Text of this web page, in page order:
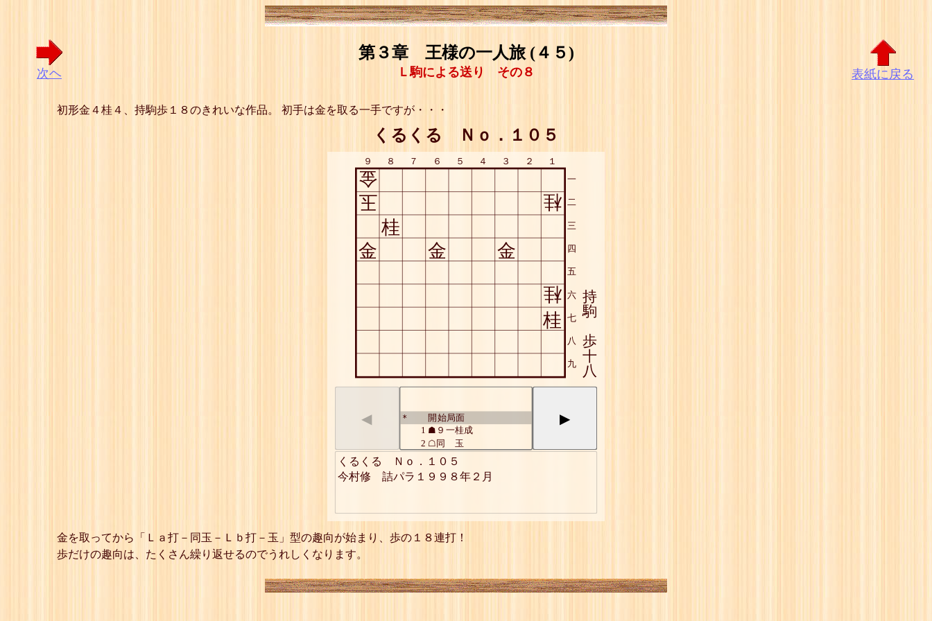
次ヘ
第３章 王様の一人旅 (４５)
Ｌ駒による送り その８ 表紙に戻る
初形金４桂４、持駒歩１８のきれいな作品。 初手は金を取る一手ですが・・・
くるくる Ｎｏ．１０５
９
一
８
二
７
三
６
四
５
五
４
六
３
七
２
八
１
九
金
玉
桂
桂
金
金 金
桂
桂
八
十
歩
駒
持
◀ * 開始局面
1 ☗９一桂成
2 ☖同 玉
☗９二歩
☖同 玉
5 ☗９三歩
8☖同 玉
☗８三歩
☖７一玉
13☗７三歩
▶
くるくる　Ｎｏ．１０５
今村修　詰パラ１９９８年２月
金を取ってから「Ｌａ打－同玉－Ｌｂ打－玉」型の趣向が始まり、歩の１８連打！
歩だけの趣向は、たくさん繰り返せるのでうれしくなります。